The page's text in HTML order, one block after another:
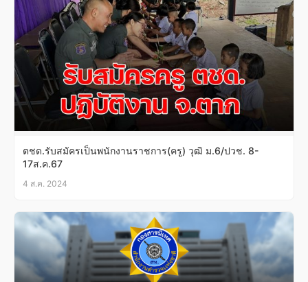
ตชด.รับสมัครเป็นพนักงานราชการ(ครู) วุฒิ ม.6/ปวช. 8-
17ส.ค.67
4 ส.ค. 2024